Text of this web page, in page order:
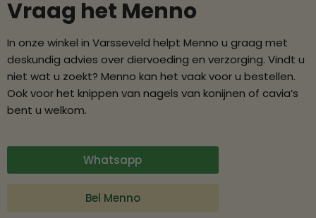
Vraag het Menno
In onze winkel in Varsseveld helpt Menno u graag met
deskundig advies over diervoeding en verzorging. Vindt u
niet wat u zoekt? Menno kan het vaak voor u bestellen.
Ook voor het knippen van nagels van konijnen of cavia’s
bent u welkom.
Whatsapp
Bel Menno